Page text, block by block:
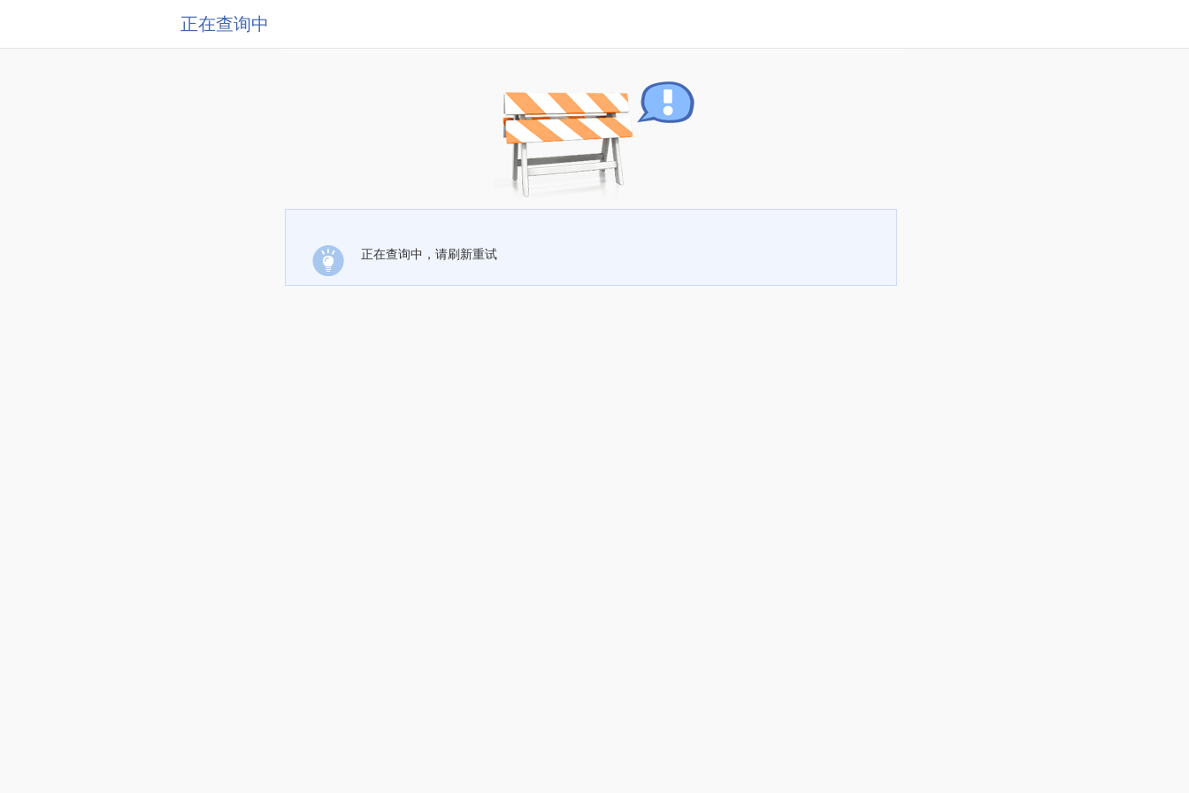
正在查询中
正在查询中，请刷新重试